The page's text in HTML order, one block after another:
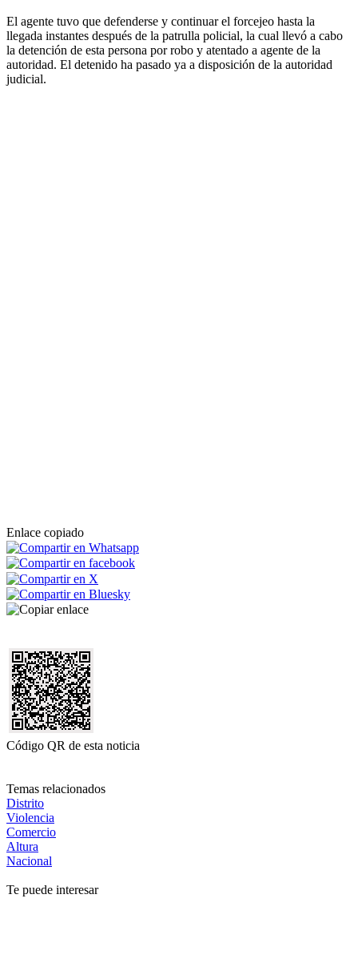
El agente tuvo que defenderse y continuar el forcejeo hasta la
llegada instantes después de la patrulla policial, la cual llevó a cabo
la detención de esta persona por robo y atentado a agente de la
autoridad. El detenido ha pasado ya a disposición de la autoridad
judicial.
Enlace copiado
Código QR de esta noticia
Temas relacionados
Distrito
Violencia
Comercio
Altura
Nacional
Te puede interesar